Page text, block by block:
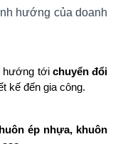
hướng của doanh
hướng tới chuyển đổi
kế đến gia công.
ép nhựa, khuôn